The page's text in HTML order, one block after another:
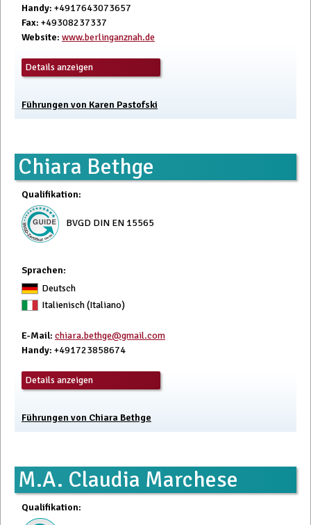
Handy: +4917643073657
Fax: +49308237337
Website: www.berlinganznah.de
Details anzeigen
Führungen von Karen Pastofski
Chiara Bethge
Qualifikation:
BVGD DIN EN 15565
Sprachen:
Deutsch
Italienisch (Italiano)
E-Mail: chiara.bethge@gmail.com
Handy: +491723858674
Details anzeigen
Führungen von Chiara Bethge
M.A. Claudia Marchese
Qualifikation: